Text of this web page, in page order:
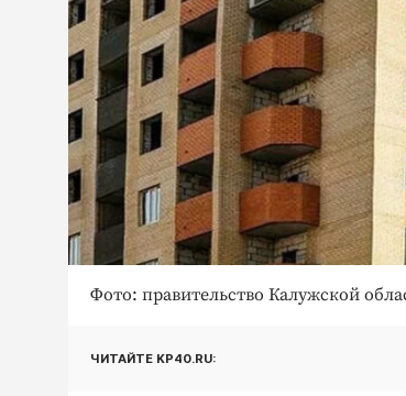
Фото: правительство Калужской
ЧИТАЙТЕ KP40.RU: